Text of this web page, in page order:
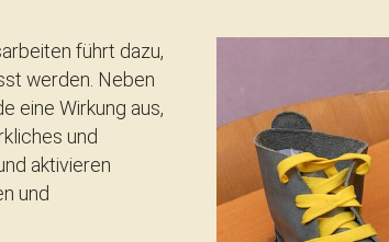
führt dazu,
werden. Neben
eine Wirkung aus,
und
aktivieren
und